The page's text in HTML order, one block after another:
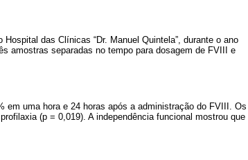
das Clínicas “Dr. Manuel Quintela”, durante o ano
amostras separadas no tempo para dosagem de FVIII e
uma hora e 24 horas após a administração do FVIII. Os
(p = 0,019). A independência funcional mostrou que